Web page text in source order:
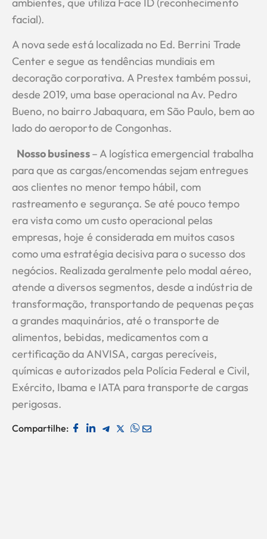
facial).
A nova sede está localizada no Ed. Berrini Trade
Center e segue as tendências mundiais em
decoração corporativa. A Prestex também possui,
desde 2019, uma base operacional na Av. Pedro
Bueno, no bairro Jabaquara, em São Paulo, bem ao
lado do aeroporto de Congonhas.
Nosso business– A logística emergencial trabalha
para que as cargas/encomendas sejam entregues
aos clientes no menor tempo hábil, com
rastreamento e segurança. Se até pouco tempo
era vista como um custo operacional pelas
empresas, hoje é considerada em muitos casos
como uma estratégia decisiva para o sucesso dos
negócios. Realizada geralmente pelo modal aéreo,
atende a diversos segmentos, desde a indústria de
transformação, transportando de pequenas peças
a grandes maquinários, até o transporte de
alimentos, bebidas, medicamentos com a
certificação da ANVISA, cargas perecíveis,
químicas e autorizados pela Polícia Federal e Civil,
Exército, Ibama e IATA para transporte de cargas
perigosas.
Compartilhe: